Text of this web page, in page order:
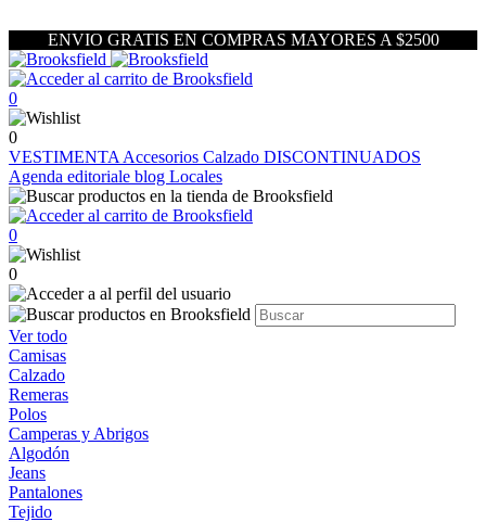
ENVIO GRATIS EN COMPRAS MAYORES A $2500
0
0
VESTIMENTA Accesorios Calzado DISCONTINUADOS
Agenda editoriale blog Locales
0
0
Ver todo
Camisas
Calzado
Remeras
Polos
Camperas y Abrigos
Algodón
Jeans
Pantalones
Tejido